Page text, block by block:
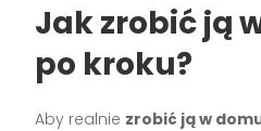
Jak zrobić ją
po kroku?
Aby realnie zrobić ją w